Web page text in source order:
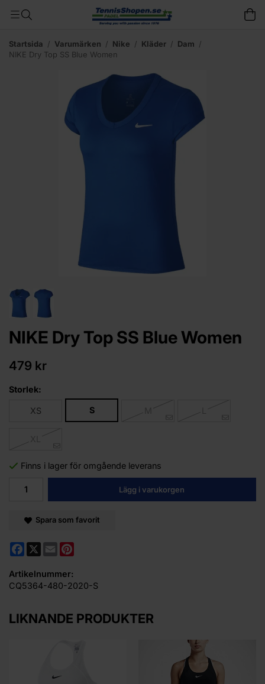
Startsida / Varumärken / Nike / Kläder / Dam /
NIKE Dry Top SS Blue Women
NIKE Dry Top SS Blue Women
479 kr
Storlek:
XS S
Finns i lager för omgående leverans
Lägg i varukorgen
Spara som favorit
Facebook
X Email
Artikelnummer:
CQ5364-480-2020-S
LIKNANDE PRODUKTER